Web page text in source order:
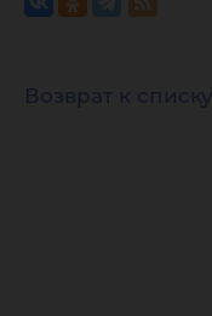
Возврат к списку